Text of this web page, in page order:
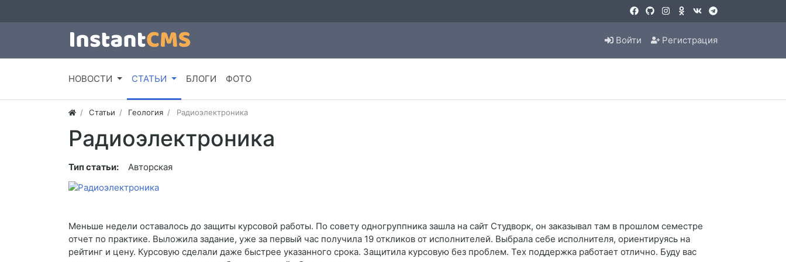
Войти Регистрация
НОВОСТИ СТАТЬИ БЛОГИ ФОТО
Статьи Геология Радиоэлектроника
Радиоэлектроника
Тип статьи: Авторская
Меньше недели оставалось до защиты курсовой работы. По совету одногруппника зашла на сайт Студворк, он заказывал там в прошлом семестре
отчет по практике. Выложила задание, уже за первый час получила 19 откликов от исполнителей. Выбрала себе исполнителя, ориентируясь на
рейтинг и цену. Курсовую сделали даже быстрее указанного срока. Защитила курсовую без проблем. Тех поддержка работает отлично. Буду вас